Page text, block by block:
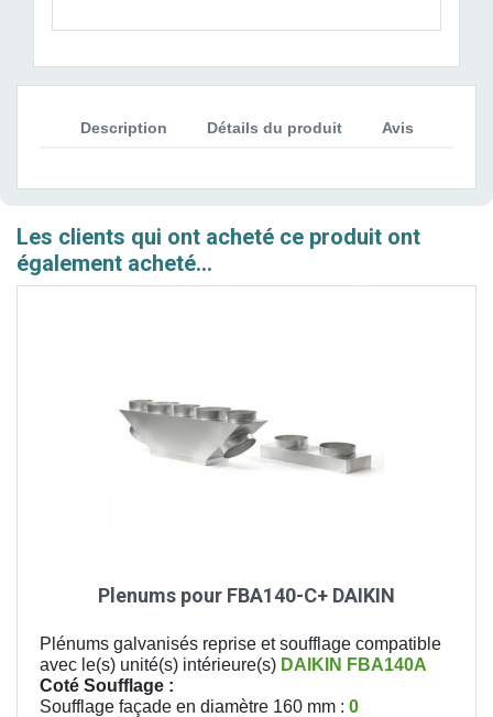
Description Détails du produit Avis
Les clients qui ont acheté ce produit ont
également acheté...
Plenums pour FBA140-C+ DAIKIN
Plénums galvanisés reprise et soufflage compatible
avec le(s) unité(s) intérieure(s) DAIKIN FBA140A
Coté Soufflage :
Soufflage façade en diamètre 160 mm : 0